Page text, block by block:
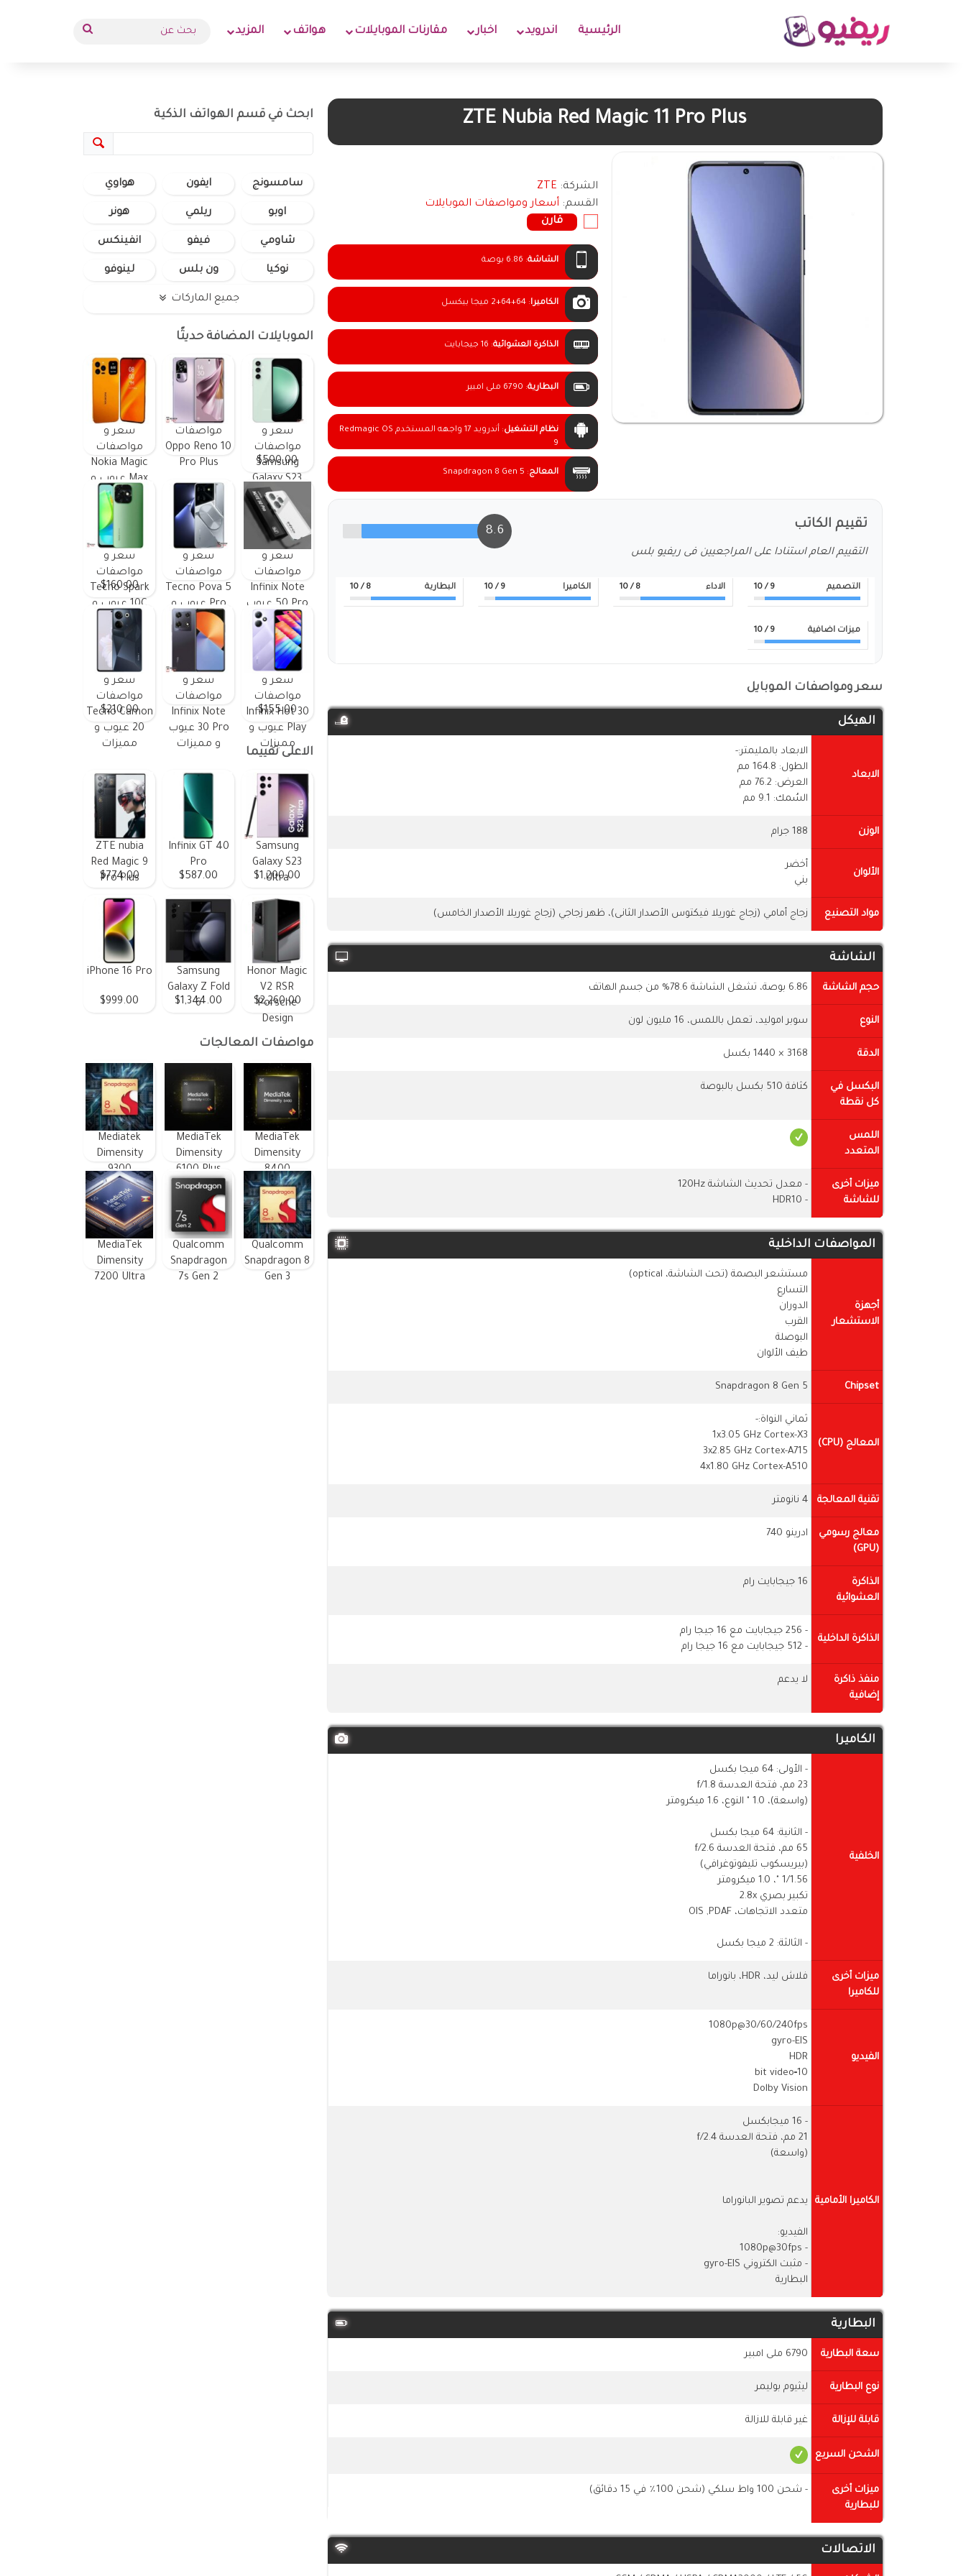
الرئيسية اندرويد اخبار مقارنات الموبايلات هواتف المزيد بحث
ZTE Nubia Red Magic 11 Pro Plus
الشركة: ZTE
القسم: أسعار ومواصفات الموبايلات
قارن
الشاشة: 6.86 بوصة
الكاميرا:2+64+64 ميجا بيكسل
الذاكرة العشوائية: 16 جيجابايت
البطارية: 6790 ملى امبير
نظام التشغيل:
أندرويد 17 واجهه المستخدم Redmagic OS
9
المعالج:
Snapdragon 8 Gen 5
تقييم الكاتب
التقييم العام استنادا على المراجعيين فى ريفيو بلس
8.6
التصميم 9
/ 10 الاداء 8
/ 10 الكاميرا 9
/ 10 البطارية 8
/ 10
ميزات اضافية 9
/ 10
سعر ومواصفات الموبايل
الهيكل
الابعاد
الابعاد بالمليمتر:-
الطول: 164.8 مم
العرض: 76.2 مم
السُمك: 9.1 مم
الوزن 188 جرام
الألوان
أخضر
بني
مواد التصنيع زجاج أمامي (زجاج غوريلا فيكتوس الأصدار الثانى)، ظهر زجاجي (زجاج غوريلا الأصدار الخامس)
الشاشة
حجم الشاشة 6.86 بوصة، تشغل الشاشة 78.6% من جسم الهاتف
النوع سوبر اموليد، تعمل باللمس، 16 مليون لون
الدقة 3168 × 1440 بكسل
البكسل في
كل نقطة
كثافة 510 بكسل بالبوصة
اللمس
المتعدد
ميزات أخرى
للشاشة
- معدل تحديث الشاشة 120Hz
- HDR10
المواصفات الداخلية
أجهزة
الاستشعار
مستشعر البصمة (تحت الشاشة، optical)
التسارع
الدوران
القرب
البوصلة
طيف الألوان
Chipset
Snapdragon 8 Gen 5
المعالج (CPU)
ثماني النواة:-
1x3.05 GHz Cortex-X3
3x2.85 GHz Cortex-A715
4x1.80 GHz Cortex-A510
تقنية المعالجة 4 نانومتر
معالج رسومي
(GPU)
ادرينو 740
الذاكرة
العشوائية
16 جيجابايت رام
الذاكرة الداخلية
- 256 جيجابايت مع 16 جيجا رام
- 512 جيجابايت مع 16 جيجا رام
منفذ ذاكرة
إضافية
لا يدعم
الكاميرا
الخلفية
- الأولى: 64 ميجا بكسل
23 مم، فتحة العدسة f/1.8
(واسعة)، 1.0 " النوع، 1.6 ميكرومتر
- الثانية: 64 ميجا بكسل
65 مم، فتحة العدسة f/2.6
(بيريسكوب تليفوتوغرافي)
1/​​1.56 "، 1.0 ميكرومتر
تكبير بصري 2.8x
متعدد الاتجاهات، OIS ,PDAF
- الثالثة: 2 ميجا بكسل
ميزات أخرى
للكاميرا
فلاش ليد، HDR، بانوراما
الفيديو
1080p@30/60/240fps
gyro-EIS
HDR
10‑bit video
Dolby Vision
الكاميرا الأمامية
- 16 ميجابكسل
21 مم، فتحة العدسة f/2.4
(واسعة)
يدعم تصوير البانوراما
الفيديو:
- 1080p@30fps
- مثبت الكتروني gyro-EIS
البطارية
البطارية
سعة البطارية 6790 ملى امبير
نوع البطارية ليثيوم بوليمر
قابلة للإزالة غير قابلة للازالة
الشحن السريع
ميزات أخرى
للبطارية
- شحن 100 واط سلكي (شحن 100٪ في 15 دقائق)
الاتصالات
ابحث في قسم الهواتف الذكية
سامسونج ايفون هواوي
اوبو ريلمي هونر
شاومي فيفو انفينكس
نوكيا ون بلس لينوفو
جميع الماركات
الموبايلات المضافة حديثًا
سعر و
مواصفات
Samsung
Galaxy S23
FE ومميزات
وعيوب
$500.00
مواصفات
Oppo Reno 10
Pro Plus
سعر و
مواصفات
Nokia Magic
Max عيوب و
مميزات
سعر و
مواصفات
Infinix Note
50 Pro عيوب
و مميزات
سعر و
مواصفات
Tecno Pova 5
Pro عيوب و
مميزات
سعر و
مواصفات
Tecno Spark
10C عيوب و
مميزات
$160.00
سعر و
مواصفات
Infinix Hot 30
Play عيوب و
مميزات
$155.00
سعر و
مواصفات
Infinix Note
30 Pro عيوب
و مميزات
سعر و
مواصفات
Tecno Camon
20 عيوب و
مميزات
$210.00
الاعلى تقييما
Samsung
Galaxy S23
Ultra
$1,200.00
Infinix GT 40
Pro
$587.00
ZTE nubia
Red Magic 9
Pro Plus
$774.00
Honor Magic
V2 RSR
Porsche
Design
$2,260.00
Samsung
Galaxy Z Fold
6
$1,344.00
iPhone 16 Pro
$999.00
مواصفات المعالجات
MediaTek
Dimensity
8400
MediaTek
Dimensity
6100 Plus
Mediatek
Dimensity
9300
Qualcomm
Snapdragon 8
Gen 3
Qualcomm
Snapdragon
7s Gen 2
MediaTek
Dimensity
7200 Ultra